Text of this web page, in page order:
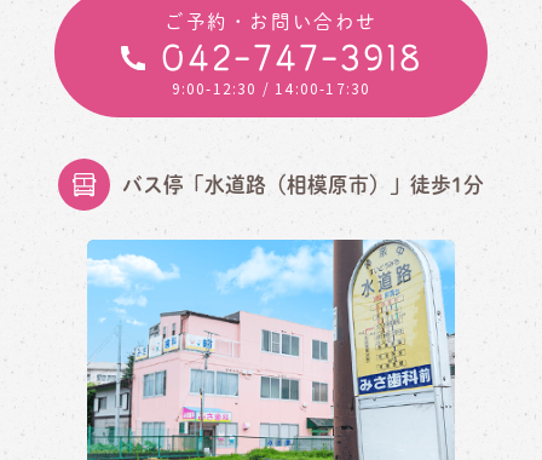
ご予約・お問い合わせ
042-747-3918
9:00-12:30 / 14:00-17:30
バス停「水道路（相模原市）」徒歩1分